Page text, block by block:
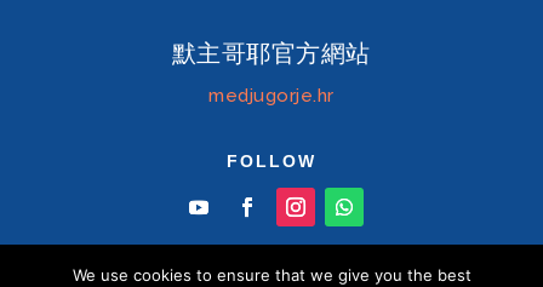
默主哥耶官方網站
medjugorje.hr
FOLLOW
We use cookies to ensure that we give you the best